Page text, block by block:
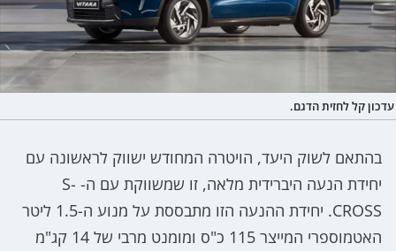
עדכון קל לחזית הדגם.
בהתאם לשוק היעד, הויטרה המחודש ישווק לראשונה עם
יחידת הנעה היברידית מלאה, זו שמשווקת עם ה- S-
CROSS. יחידת ההנעה הזו מתבססת על מנוע ה-1.5 ליטר
האטמוספרי המייצר 115 כ"ס ומומנט מרבי של 14 קג"מ